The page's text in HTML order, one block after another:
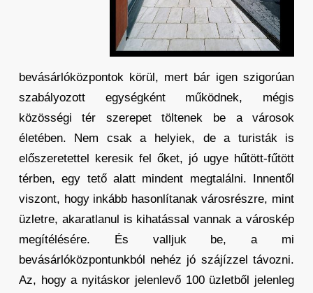
bevásárlóközpontok körül, mert bár igen szigorúan
szabályozott egységként működnek, mégis
közösségi tér szerepet töltenek be a városok
életében. Nem csak a helyiek, de a turisták is
előszeretettel keresik fel őket, jó ugye hűtött-fűtött
térben, egy tető alatt mindent megtalálni. Innentől
viszont, hogy inkább hasonlítanak városrészre, mint
üzletre, akaratlanul is kihatással vannak a városkép
megítélésére. És valljuk be, a mi
bevásárlóközpontunkból nehéz jó szájízzel távozni.
Az, hogy a nyitáskor jelenlevő 100 üzletből jelenleg